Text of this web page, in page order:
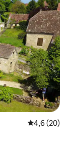
Note
4,6 (20)